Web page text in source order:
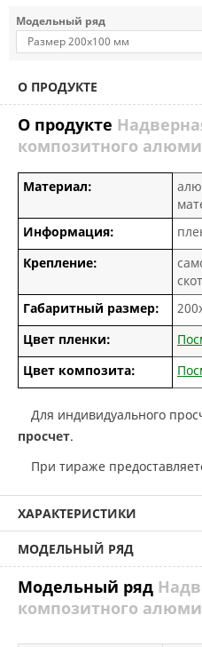
Модельный ряд
О ПРОДУКТЕ
О продукте
композитного
Материал:
Информация:
Крепление:
Габаритный размер:
Цвет пленки:
Цвет композита:
Для индивидуального
просчет.
При тираже
ХАРАКТЕРИСТИКИ
МОДЕЛЬНЫЙ РЯД
Модельный ряд
композитного